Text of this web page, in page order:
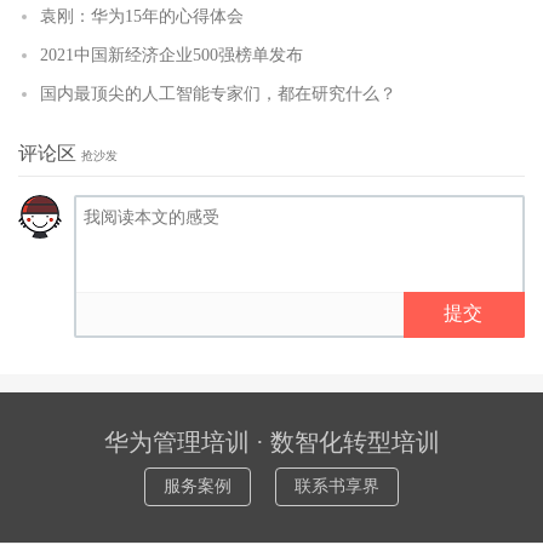
袁刚：华为15年的心得体会
2021中国新经济企业500强榜单发布
国内最顶尖的人工智能专家们，都在研究什么？
评论区 抢沙发
提交
华为管理培训 · 数智化转型培训
服务案例 联系书享界